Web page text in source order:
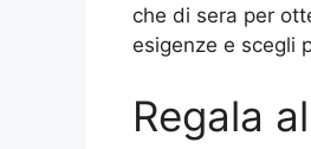
che di sera per
esigenze e scegli
Regala